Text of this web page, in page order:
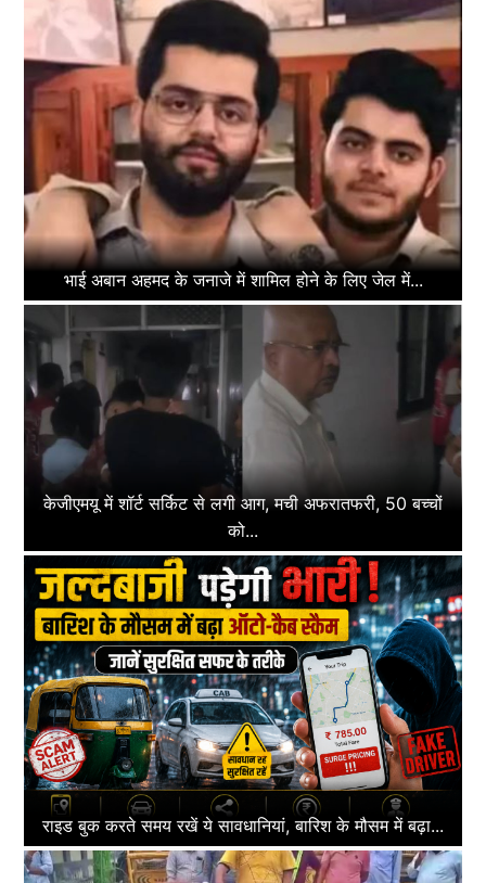
भाई अबान अहमद के जनाजे में शामिल होने के लिए जेल में...
केजीएमयू में शॉर्ट सर्किट से लगी आग, मची अफरातफरी, 50 बच्चों
को...
राइड बुक करते समय रखें ये सावधानियां, बारिश के मौसम में बढ़ा...